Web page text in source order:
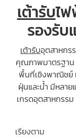
เต้ารับไ
รองรับ
เต้ารับอุตสาหกร
คุณภาพมาตรฐาน
พื้นที่เชิงพาณิชย์
ฝุ่นและน้ำ มีหลา
เกรดอุตสาหกรร
เรียงตาม